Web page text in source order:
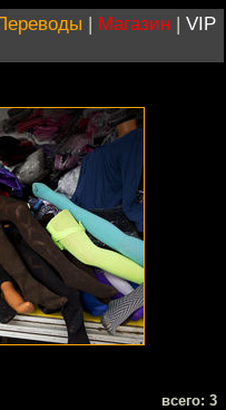
| Магазин | VIP
всего: 3